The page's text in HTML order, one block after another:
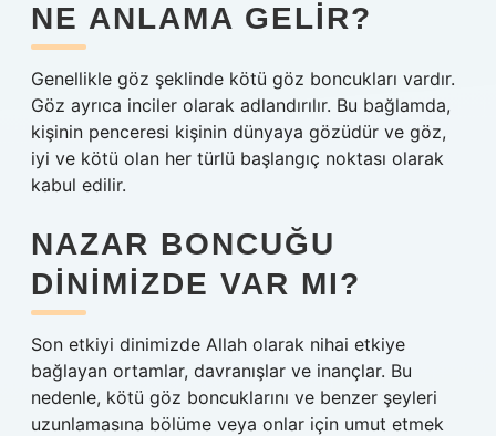
NE ANLAMA GELIR?
Genellikle göz şeklinde kötü göz boncukları vardır.
Göz ayrıca inciler olarak adlandırılır. Bu bağlamda,
kişinin penceresi kişinin dünyaya gözüdür ve göz,
iyi ve kötü olan her türlü başlangıç ​​noktası olarak
kabul edilir.
NAZAR BONCUĞU
DINIMIZDE VAR MI?
Son etkiyi dinimizde Allah olarak nihai etkiye
bağlayan ortamlar, davranışlar ve inançlar. Bu
nedenle, kötü göz boncuklarını ve benzer şeyleri
uzunlamasına bölüme veya onlar için umut etmek